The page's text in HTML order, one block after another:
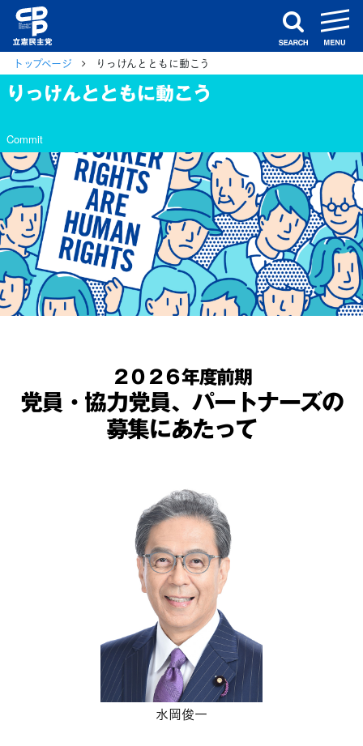
search
トップページ りっけんとともに動こう
りっけんとともに動こう
Commit
２０２６年度前期
党員・協力党員、パートナーズの
募集にあたって
水岡俊一